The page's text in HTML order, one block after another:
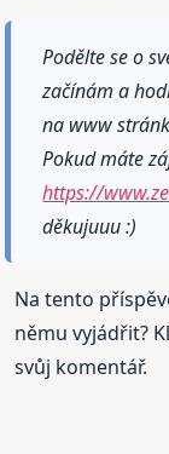
Podělte se o
začínám a
na www
Pokud máte
https://
děkujuuu :)
Na tento
němu vyjádřit?
svůj komentář.